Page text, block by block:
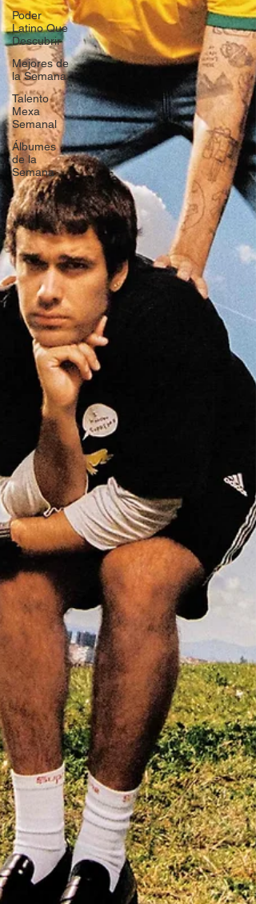
Poder
Latino Que
Descubrir
Mejores de
la Semana
Talento
Mexa
Semanal
Álbumes
de la
Semana